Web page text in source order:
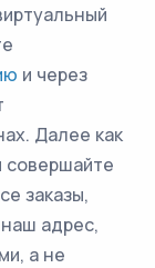
и через
Далее как
совершайте
заказы,
адрес,
а не